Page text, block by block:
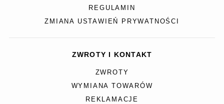
REGULAMIN
ZMIANA USTAWIEŃ PRYWATNOŚCI
ZWROTY I KONTAKT
ZWROTY
WYMIANA TOWARÓW
REKLAMACJE